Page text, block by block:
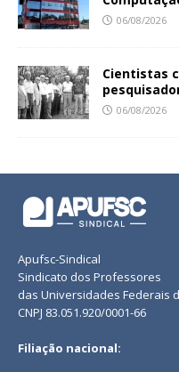
06/08/2026
Cientistas
06/08/2026
Apufsc-Sindical
Sindicato dos Professores
das Universidades Federais
CNPJ 83.051.920/0001-66
Filiação nacional: